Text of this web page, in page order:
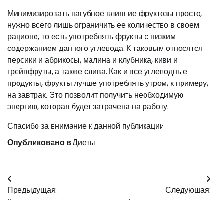
Минимизировать пагубное влияние фруктозы просто,
нужно всего лишь ограничить ее количество в своем
рационе, то есть употреблять фрукты с низким
содержанием данного углевода. К таковым относятся
персики и абрикосы, малина и клубника, киви и
грейпфруты, а также слива. Как и все углеводные
продукты, фрукты лучше употреблять утром, к примеру,
на завтрак. Это позволит получить необходимую
энергию, которая будет затрачена на работу.
Спасибо за внимание к данной публикации
Опубликовано вДиеты
Навигация
Предыдущая:
Следующая: